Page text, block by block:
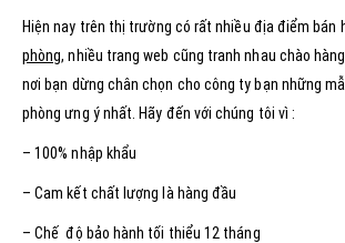
Hiện nay trên thị trường có rất nhiều địa điểm bán
phòng, nhiều trang web cũng tranh nhau chào
nơi bạn dừng chân chọn cho công ty bạn những
phòng ưng ý nhất. Hãy đến với chúng tôi vì :
– 100% nhập khẩu
– Cam kết chất lượng là hàng đầu
– Chế độ bảo hành tối thiểu 12 tháng